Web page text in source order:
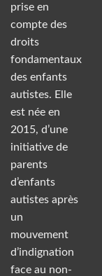
prise en
compte des
droits
fondamentaux
des enfants
autistes. Elle
est née en
2015, d’une
initiative de
parents
d’enfants
autistes après
un
mouvement
d’indignation
face au non-